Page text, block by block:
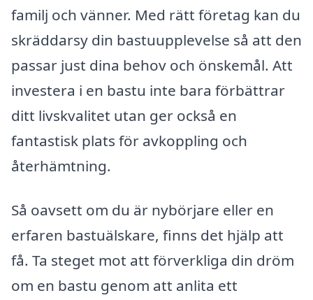
familj och vänner. Med rätt företag kan du
skräddarsy din bastuupplevelse så att den
passar just dina behov och önskemål. Att
investera i en bastu inte bara förbättrar
ditt livskvalitet utan ger också en
fantastisk plats för avkoppling och
återhämtning.
Så oavsett om du är nybörjare eller en
erfaren bastuälskare, finns det hjälp att
få. Ta steget mot att förverkliga din dröm
om en bastu genom att anlita ett